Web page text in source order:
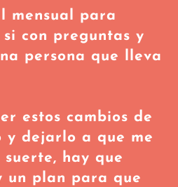
mensual para
con preguntas y
persona que lleva
estos cambios de
y dejarlo a que me
hay que
un plan para que